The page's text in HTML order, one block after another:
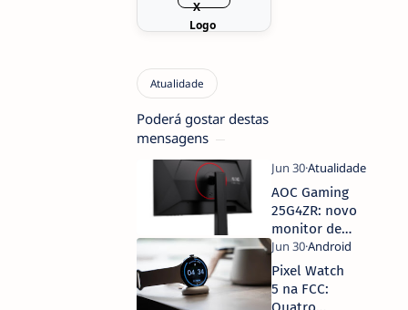
Poderá gostar destas
mensagens
AOC Gaming
25G4ZR: novo
monitor de
24,5 polegadas
chega aos 260
Hz por 149€
Pixel Watch
5 na FCC: